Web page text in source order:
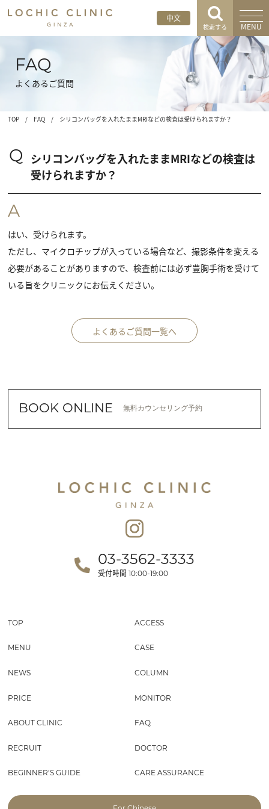
中文
検索する MENU
FAQ
よくあるご質問
TOP / FAQ / シリコンバッグを入れたままMRIなどの検査は受けられますか？
Q シリコンバッグを入れたままMRIなどの検査は
受けられますか？
A
はい、受けられます。
ただし、マイクロチップが入っている場合など、撮影条件を変える
必要があることがありますので、検査前には必ず豊胸手術を受けて
いる旨をクリニックにお伝えください。
よくあるご質問一覧へ
BOOK ONLINE 無料カウンセリング予約
03-3562-3333
受付時間 10:00-19:00
TOP ACCESS
MENU CASE
NEWS COLUMN
PRICE MONITOR
ABOUT CLINIC FAQ
RECRUIT DOCTOR
BEGINNER’S GUIDE CARE ASSURANCE